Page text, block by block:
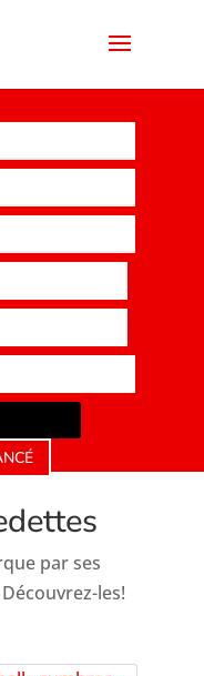
par ses
les!